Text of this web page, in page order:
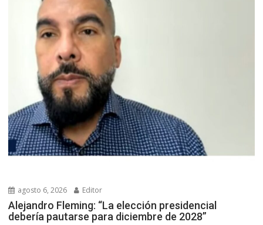
agosto 6, 2026 Editor
Alejandro Fleming: “La elección presidencial
debería pautarse para diciembre de 2028”